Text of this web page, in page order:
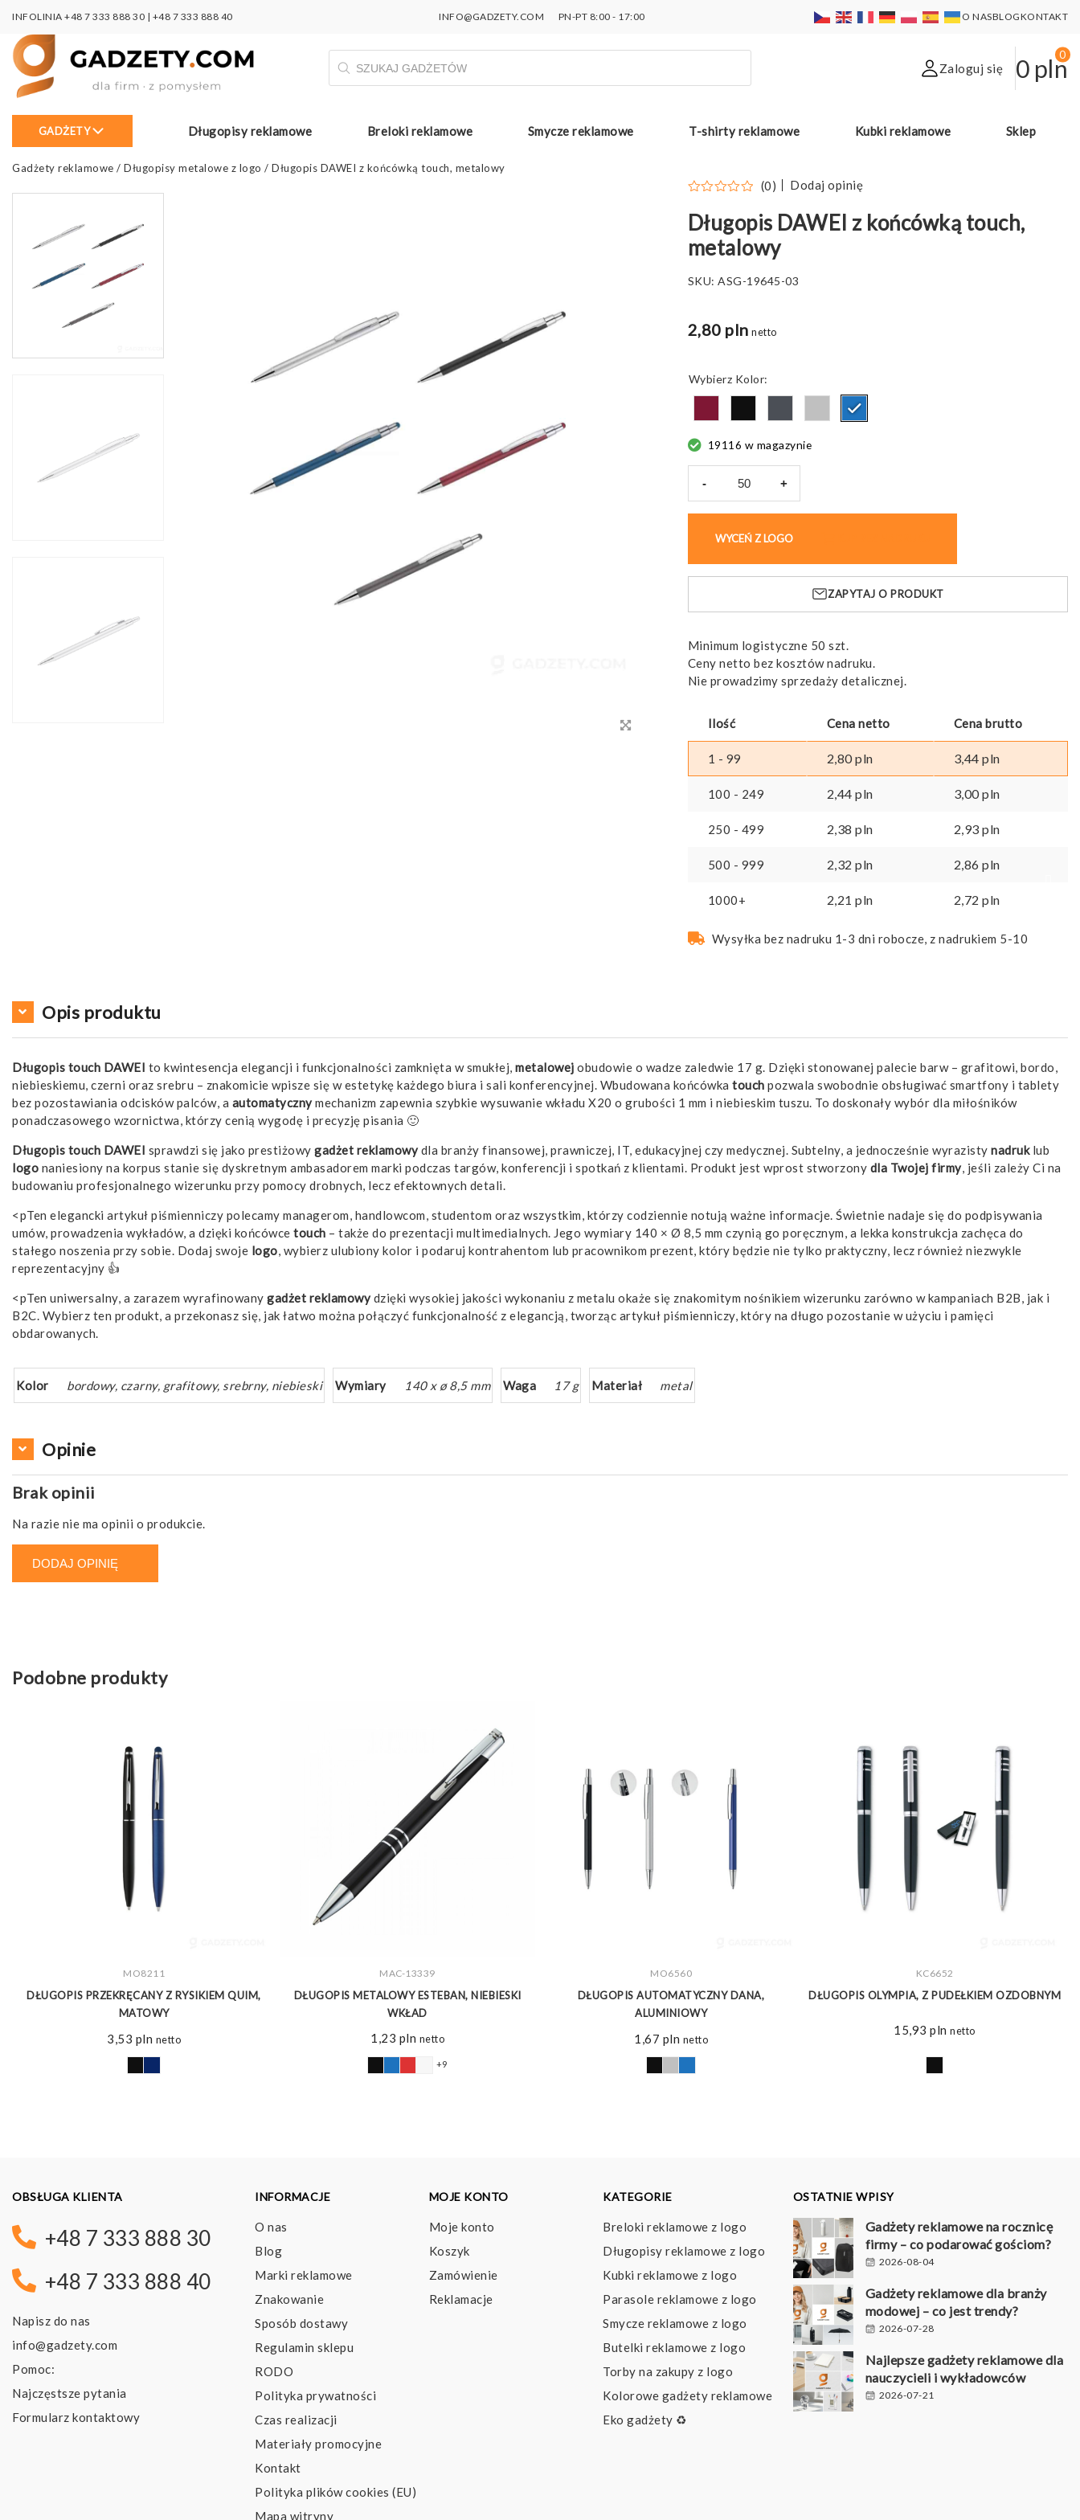
INFOLINIA +48 7 333 888 30 | +48 7 333 888 40 INFO@GADZETY.COM PN-PT 8:00 - 17:00 O NASBLOGKONTAKT
Wyszukiwarka
produktów
Zaloguj się 0 pln
0
GADŻETY Długopisy reklamowe Breloki reklamowe Smycze reklamowe T-shirty reklamowe Kubki reklamowe Sklep
Gadżety reklamowe / Długopisy metalowe z logo / Długopis DAWEI z końcówką touch, metalowy
(0) Dodaj opinię
Długopis DAWEI z końcówką touch,
metalowy
SKU:ASG-19645-03
2,80 pln netto
Kolor
19116 w magazynie
-
końcówką
touch,
+
WYCEŃ Z LOGO
ZAPYTAJ O PRODUKT
Minimum logistyczne 50 szt.
Ceny netto bez kosztów nadruku.
Nie prowadzimy sprzedaży detalicznej.
Ilość Cena netto Cena brutto
1 - 99 2,80pln 3,44pln
100 - 249 2,44pln 3,00pln
250 - 499 2,38pln 2,93pln
500 - 999 2,32pln 2,86pln
1000+ 2,21pln 2,72pln
Wysyłka bez nadruku 1-3 dni robocze, z nadrukiem 5-10
Opis produktu
Długopis touch DAWEI to kwintesencja elegancji i funkcjonalności zamknięta w smukłej, metalowej obudowie o wadze zaledwie 17 g. Dzięki stonowanej palecie barw – grafitowi, bordo,
niebieskiemu, czerni oraz srebru – znakomicie wpisze się w estetykę każdego biura i sali konferencyjnej. Wbudowana końcówka touch pozwala swobodnie obsługiwać smartfony i tablety
bez pozostawiania odcisków palców, a automatycznymechanizm zapewnia szybkie wysuwanie wkładu X20 o grubości 1 mm i niebieskim tuszu. To doskonały wybór dla miłośników
ponadczasowego wzornictwa, którzy cenią wygodę i precyzję pisania 🙂
Długopis touch DAWEI sprawdzi się jako prestiżowy gadżet reklamowydla branży finansowej, prawniczej, IT, edukacyjnej czy medycznej. Subtelny, a jednocześnie wyrazisty nadruklub
logo naniesiony na korpus stanie się dyskretnym ambasadorem marki podczas targów, konferencji i spotkań z klientami. Produkt jest wprost stworzony dla Twojej firmy, jeśli zależy Ci na
budowaniu profesjonalnego wizerunku przy pomocy drobnych, lecz efektownych detali.
<pTen elegancki artykuł piśmienniczy polecamy managerom, handlowcom, studentom oraz wszystkim, którzy codziennie notują ważne informacje. Świetnie nadaje się do podpisywania
umów, prowadzenia wykładów, a dzięki końcówce touch – także do prezentacji multimedialnych. Jego wymiary 140 × Ø 8,5 mm czynią go poręcznym, a lekka konstrukcja zachęca do
stałego noszenia przy sobie. Dodaj swoje logo , wybierz ulubiony kolor i podaruj kontrahentom lub pracownikom prezent, który będzie nie tylko praktyczny, lecz również niezwykle
reprezentacyjny 👍
<pTen uniwersalny, a zarazem wyrafinowany gadżet reklamowydzięki wysokiej jakości wykonaniu z metalu okaże się znakomitym nośnikiem wizerunku zarówno w kampaniach B2B, jak i
B2C. Wybierz ten produkt, a przekonasz się, jak łatwo można połączyć funkcjonalność z elegancją, tworząc artykuł piśmienniczy, który na długo pozostanie w użyciu i pamięci
obdarowanych.
Kolor bordowy, czarny, grafitowy, srebrny, niebieski Wymiary 140 x ø 8,5 mm Waga 17 g Materiał metal
Opinie
Brak opinii
Na razie nie ma opinii o produkcie.
DODAJ OPINIĘ
Podobne produkty
ZOBACZ WIĘCEJ
MO8211
DŁUGOPIS PRZEKRĘCANY Z RYSIKIEM QUIM,
MATOWY
3,53 pln netto
ZOBACZ WIĘCEJ
MAC-13339
DŁUGOPIS METALOWY ESTEBAN, NIEBIESKI
WKŁAD
1,23 pln netto
+9
ZOBACZ WIĘCEJ
MO6560
DŁUGOPIS AUTOMATYCZNY DANA,
ALUMINIOWY
1,67 pln netto
ZOBACZ WIĘCEJ
KC6652
DŁUGOPIS OLYMPIA, Z PUDEŁKIEM OZDOBNYM
15,93pln netto
OBSŁUGA KLIENTA
+48 7 333 888 30
+48 7 333 888 40
Napisz do nas
info@gadzety.com
Pomoc:
Najczęstsze pytania
Formularz kontaktowy
INFORMACJE
O nas
Blog
Marki reklamowe
Znakowanie
Sposób dostawy
Regulamin sklepu
RODO
Polityka prywatności
Czas realizacji
Materiały promocyjne
Kontakt
Polityka plików cookies (EU)
Mapa witryny
MOJE KONTO
Moje konto
Koszyk
Zamówienie
Reklamacje
KATEGORIE
Breloki reklamowe z logo
Długopisy reklamowe z logo
Kubki reklamowe z logo
Parasole reklamowe z logo
Smycze reklamowe z logo
Butelki reklamowe z logo
Torby na zakupy z logo
Kolorowe gadżety reklamowe
Eko gadżety ♻️
OSTATNIE WPISY
Gadżety reklamowe na rocznicę
firmy – co podarować gościom?
2026-08-04
Gadżety reklamowe dla branży
modowej – co jest trendy?
2026-07-28
Najlepsze gadżety reklamowe dla
nauczycieli i wykładowców
2026-07-21